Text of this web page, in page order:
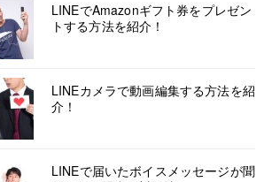
LINEでAmazonギフト券をプレゼン
トする方法を紹介！
LINEカメラで動画編集する方法を紹
介！
LINEで届いたボイスメッセージが聞